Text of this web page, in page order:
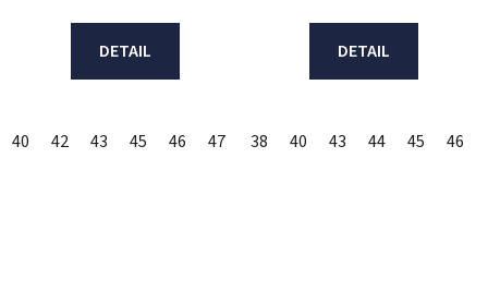
DETAIL
40 42 43 45 46 47 48
DETAIL
38 40 43 44 45 46